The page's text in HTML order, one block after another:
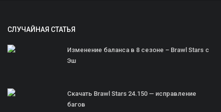
СЛУЧАЙНАЯ СТАТЬЯ
Изменение баланса в 8 сезоне – Brawl Stars с
Эш
Скачать Brawl Stars 24.150 — исправление
багов